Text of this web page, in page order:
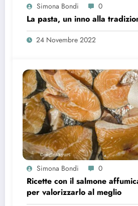
Simona Bondi 0
La pasta, un inno alla
24 Novembre 2022
Simona Bondi 0
Ricette con il salmone
per valorizzarlo al meglio